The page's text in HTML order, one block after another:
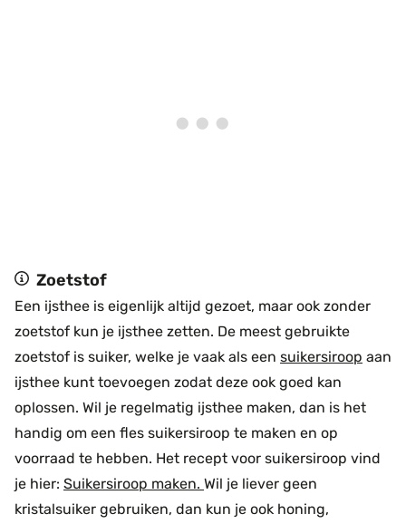
Zoetstof
Een ijsthee is eigenlijk altijd gezoet, maar ook zonder
zoetstof kun je ijsthee zetten. De meest gebruikte
zoetstof is suiker, welke je vaak als een suikersiroop aan
ijsthee kunt toevoegen zodat deze ook goed kan
oplossen. Wil je regelmatig ijsthee maken, dan is het
handig om een fles suikersiroop te maken en op
voorraad te hebben. Het recept voor suikersiroop vind
je hier: Suikersiroop maken. Wil je liever geen
kristalsuiker gebruiken, dan kun je ook honing,